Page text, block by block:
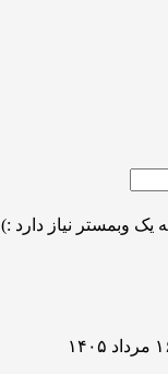
یک وبمستر نیاز دارد :)